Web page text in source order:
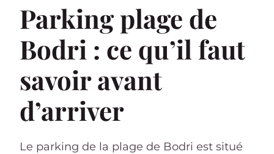
Parking plage de
Bodri : ce qu’il faut
savoir avant
d’arriver
Le parking de la plage de Bodri est situé